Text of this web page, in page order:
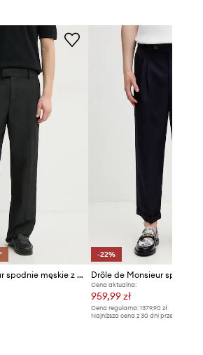
Drôle de Monsieur spodnie męskie z wełną
-22%
Cena aktualna:
959,99 zł
Cena regularna: 1379,90 zł
Najniższa cena z 30 dni przed obniżką: